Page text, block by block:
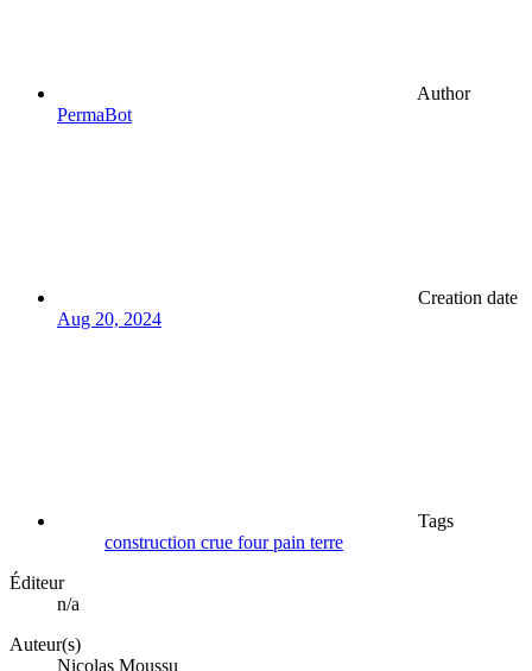
Author
PermaBot
Creation date
Aug 20, 2024
Tags
construction crue fourpain terre
Éditeur
n/a
Auteur(s)
Nicolas Moussu